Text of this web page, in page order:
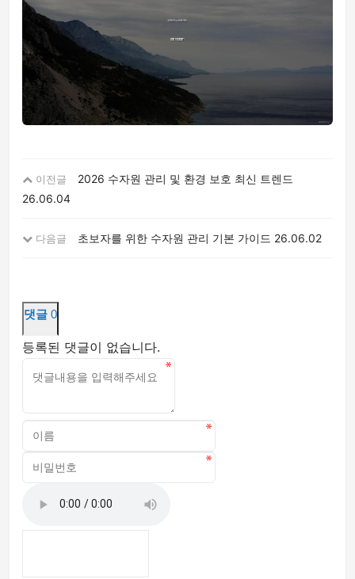
이전글
2026 수자원 관리 및 환경 보호 최신 트렌드
26.06.04
다음글 초보자를 위한 수자원 관리 기본 가이드 26.06.02
댓글 0
등록된 댓글이 없습니다.